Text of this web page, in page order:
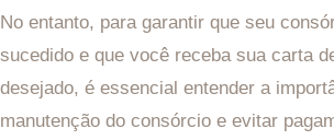
No entanto, para garantir que seu
sucedido e que você receba sua carta
desejado, é essencial entender a
manutenção do consórcio e evitar